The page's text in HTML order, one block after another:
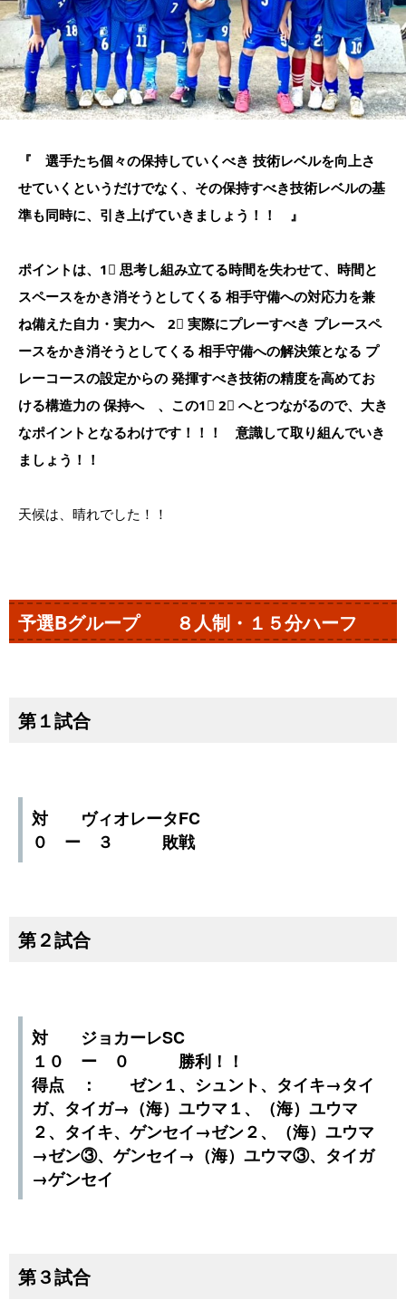
『 選手たち個々の保持していくべき 技術レベルを向上さ
せていくというだけでなく、その保持すべき技術レベルの基
準も同時に、引き上げていきましょう！！ 』
ポイントは、1⃣ 思考し組み立てる時間を失わせて、時間と
スペースをかき消そうとしてくる 相手守備への対応力を兼
ね備えた自力・実力へ 2⃣ 実際にプレーすべき プレースペ
ースをかき消そうとしてくる 相手守備への解決策となる プ
レーコースの設定からの 発揮すべき技術の精度を高めてお
ける構造力の 保持へ 、この1⃣ 2⃣ へとつながるので、大き
なポイントとなるわけです！！！ 意識して取り組んでいき
ましょう！！
天候は、晴れでした！！
予選Bグループ ８人制・１５分ハーフ
第１試合
対 ヴィオレータFC
０ ー ３ 敗戦
第２試合
対 ジョカーレSC
１０ ー ０ 勝利！！
得点 ： ゼン１、シュント、タイキ→タイ
ガ、タイガ→（海）ユウマ１、（海）ユウマ
２、タイキ、ゲンセイ→ゼン２、（海）ユウマ
→ゼン③、ゲンセイ→（海）ユウマ③、タイガ
→ゲンセイ
第３試合